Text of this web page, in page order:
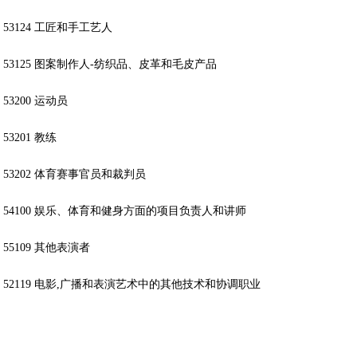
53124 工匠和手工艺人
53125 图案制作人-纺织品、皮革和毛皮产品
53200 运动员
53201 教练
53202 体育赛事官员和裁判员
54100 娱乐、体育和健身方面的项目负责人和讲师
55109 其他表演者
52119 电影,广播和表演艺术中的其他技术和协调职业